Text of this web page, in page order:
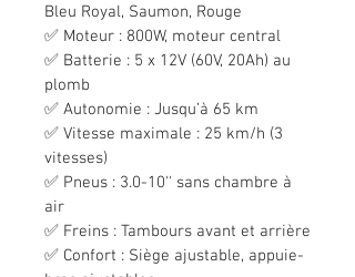
Bleu Royal, Saumon, Rouge
✅ Moteur : 800W, moteur central
✅ Batterie : 5 x 12V (60V, 20Ah) au
plomb
✅ Autonomie : Jusqu’à 65 km
✅ Vitesse maximale : 25 km/h (3
vitesses)
✅ Pneus : 3.0-10'' sans chambre à
air
✅ Freins : Tambours avant et arrière
✅ Confort : Siège ajustable, appuie-